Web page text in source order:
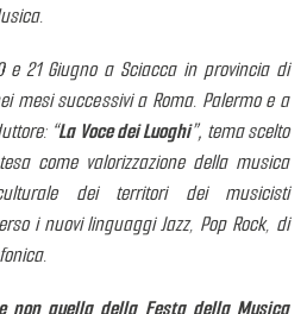
e 21 Giugno a Sciacca in provincia di
mesi successivi a Roma. Palermo e a
“La Voce dei Luoghi”, tema scelto
come valorizzazione della musica
dei territori dei musicisti
i nuovi linguaggi Jazz, Pop Rock, di
non quella della Festa della Musica